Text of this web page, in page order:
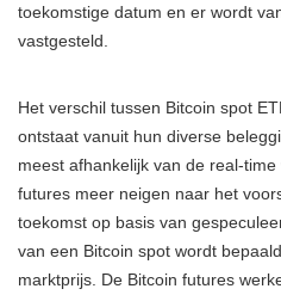
toekomstige datum en er wordt
vastgesteld.
Het verschil tussen Bitcoin spot
ontstaat vanuit hun diverse
meest afhankelijk van de real-
futures meer neigen naar het
toekomst op basis van
van een Bitcoin spot wordt
marktprijs. De Bitcoin futures